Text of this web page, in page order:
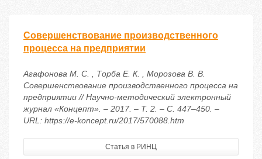
Совершенствование производственного
процесса на предприятии
Агафонова М. С. , Торба Е. К. , Морозова В. В.
Совершенствование производственного процесса на
предприятии // Научно-методический электронный
журнал «Концепт». – 2017. – Т. 2. – С. 447–450. –
URL: https://e-koncept.ru/2017/570088.htm
Статья в РИНЦ